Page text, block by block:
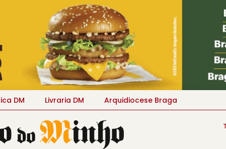
DM Livraria DM Arquidiocese Braga